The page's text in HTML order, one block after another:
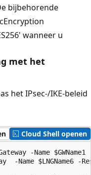
bijbehorende
wanneer u
met het
het IPsec-/IKE-beleid
Cloud Shell openen
-Name $GWName1
Name $LNGName6 -